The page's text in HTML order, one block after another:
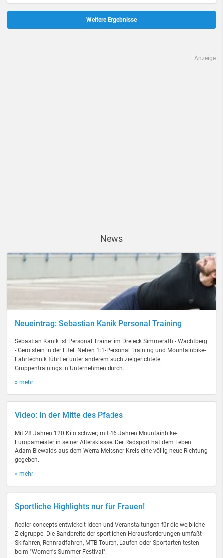
Weitere Ergebnisse
Anzeige
News
Neueintrag: Sebastian Kanik Personal Training
Sebastian Kanik ist Personal Trainer im Dreieck Simmerath - Wachtberg
- Gerolstein in der Eifel. Neben 1:1-Personal Training und Mountainbike-
Fahrtechnik führt er unter anderem auch zielgerichtete
Gruppentrainings in Unternehmen durch.
» mehr
Video: In der Mitte des Pfades
Mit 28 Jahren 120 Kilo schwer; mit 46 Jahren Mountainbike-
Europameister in seiner Altersklasse. Der Radsport hat dem Leben
Adam Biewalds aus dem Werra-Meissner-Kreis eine völlig neue Richtung
gegeben.
» mehr
Sportliche Highlights nur für Frauen!
fiedler concepts entwickelt Ideen und Veranstaltungen für die weibliche
Zielgruppe. Die Bandbreite der sportlichen Herausforderungen umfaßt
Skifahren, Rennradfahren, MTB Touren, Laufen oder Sportarten testen
beim "Women's Summer Festival".